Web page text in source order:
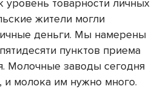
уровень товарности личных
жители могли
деньги. Мы намерены
пунктов приема
Молочные заводы сегодня
и молока им нужно много.